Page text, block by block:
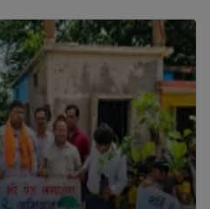
की पत्नी रामलली मिश्रा को हाईकोर्ट
कार्य की सिद्धि संभव : विशाश्री माताजी
अभियान’ पर ही उठे सवाल!पार्षद
दातागंज विधायक ने वितरित की राहत
व एसएसपी ने किया स्थलीय निरीक्षण,
में हादसा। रामपुर रेडिको खैतान फैक्ट्री